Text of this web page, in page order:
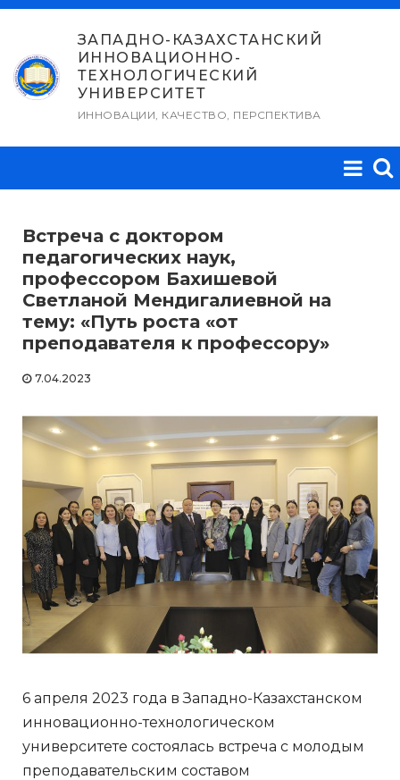
Перейти
содержимому
ЗАПАДНО-КАЗАХСТАНСКИЙ
ИННОВАЦИОННО-
ТЕХНОЛОГИЧЕСКИЙ
УНИВЕРСИТЕТ
ИННОВАЦИИ, КАЧЕСТВО, ПЕРСПЕКТИВА
Встреча с доктором
педагогических наук,
профессором Бахишевой
Светланой Мендигалиевной на
тему: «Путь роста «от
преподавателя к профессору»
7.04.2023
6 апреля 2023 года в Западно-Казахстанском
инновационно-технологическом
университете состоялась встреча с молодым
преподавательским составом